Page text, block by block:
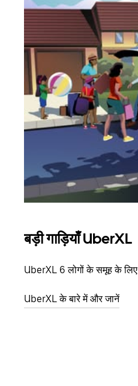
बड़ी गाड़ियाँ UberXL
UberXL 6 लोगों के समूह के
UberXL के बारे में और जानें